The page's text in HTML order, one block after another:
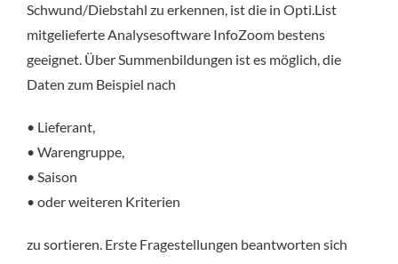
Schwund/Diebstahl zu erkennen, ist die in Opti.List
mitgelieferte Analysesoftware InfoZoom bestens
geeignet. Über Summenbildungen ist es möglich, die
Daten zum Beispiel nach
• Lieferant,
• Warengruppe,
• Saison
• oder weiteren Kriterien
zu sortieren. Erste Fragestellungen beantworten sich